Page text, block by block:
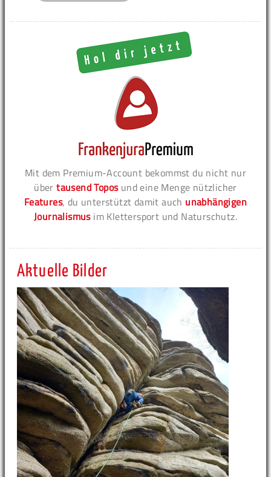
Mit dem Premium-Account bekommst du nicht nur
übertausend Toposund eine Menge nützlicher
Features, du unterstützt damit auch unabhängigen
Journalismusim Klettersport und Naturschutz.
Aktuelle Bilder